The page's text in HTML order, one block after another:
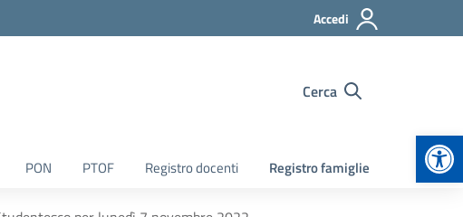
Accedi
Cerca
PON PTOF Registro docenti Registro famiglie